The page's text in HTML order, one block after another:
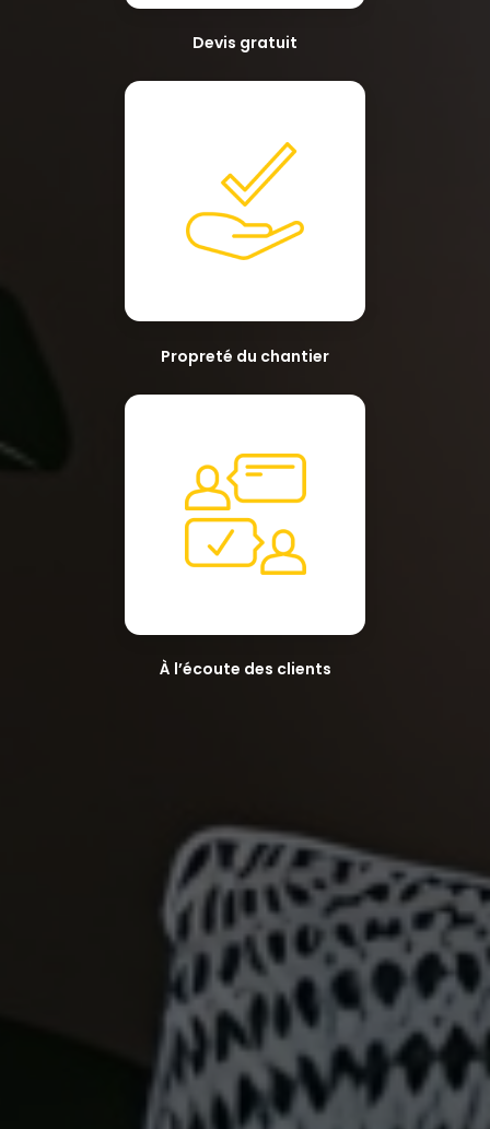
Devis gratuit
Propreté du chantier
À l’écoute des clients